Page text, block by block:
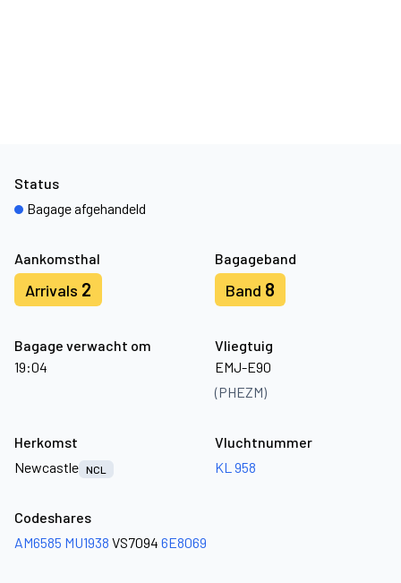
Aankomsthal
Arrivals 2
Bagageband
Band 8
Bagage verwacht om
19:04
Vliegtuig
EMJ-E90
(PHEZM)
Status
Bagage afgehandeld
Herkomst
Newcastle NCL
Vluchtnummer
KL 958
Codeshares
AM6585 MU1938 VS7094 6E8069